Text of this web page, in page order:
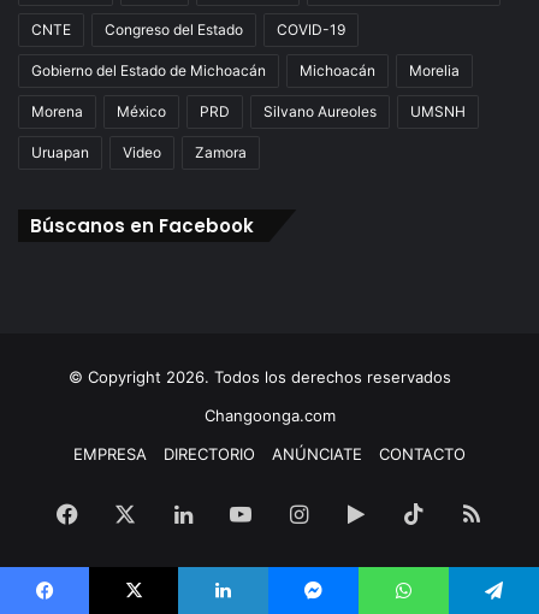
CNTE Congreso del Estado COVID-19
Gobierno del Estado de Michoacán Michoacán Morelia
Morena México PRD Silvano Aureoles UMSNH
Uruapan Video Zamora
Búscanos en Facebook
© Copyright 2026. Todos los derechos reservados
Changoonga.com
EMPRESA
DIRECTORIO ANÚNCIATE CONTACTO
Facebook LinkedInYouTubeInstagram
Google
Play
TikTokRSS